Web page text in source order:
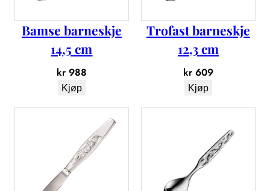
n
7
Bamse barneskje
14,5 cm
kr988
Kjøp
Trofast barneskje
12,3 cm
kr 609
Kjøp